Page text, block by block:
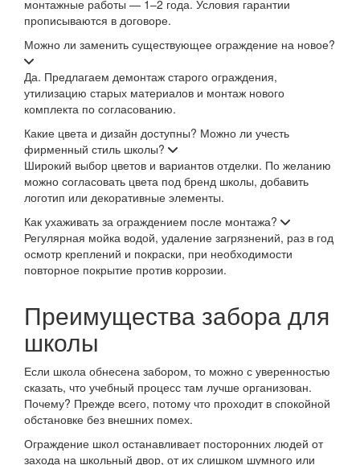
монтажные работы — 1–2 года. Условия гарантии
прописываются в договоре.
Можно ли заменить существующее ограждение на новое?
Да. Предлагаем демонтаж старого ограждения,
утилизацию старых материалов и монтаж нового
комплекта по согласованию.
Какие цвета и дизайн доступны? Можно ли учесть
фирменный стиль школы?
Широкий выбор цветов и вариантов отделки. По желанию
можно согласовать цвета под бренд школы, добавить
логотип или декоративные элементы.
Как ухаживать за ограждением после монтажа?
Регулярная мойка водой, удаление загрязнений, раз в год
осмотр креплений и покраски, при необходимости
повторное покрытие против коррозии.
Преимущества забора для
школы
Если школа обнесена забором, то можно с уверенностью
сказать, что учебный процесс там лучше организован.
Почему? Прежде всего, потому что проходит в спокойной
обстановке без внешних помех.
Ограждение школ останавливает посторонних людей от
захода на школьный двор, от их слишком шумного или